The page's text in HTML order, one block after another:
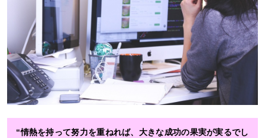
“情熱を持って努力を重ねれば、大きな成功の果実が実るでし